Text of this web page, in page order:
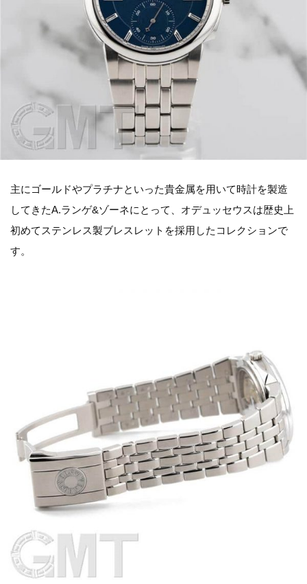
主にゴールドやプラチナといった貴金属を用いて時計を製造
してきたA.ランゲ&ゾーネにとって、オデュッセウスは歴史上
初めてステンレス製ブレスレットを採用したコレクションで
す。